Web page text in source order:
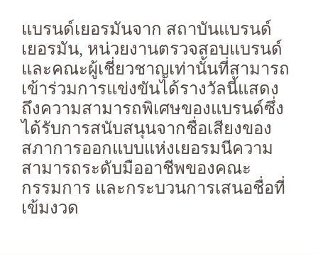
แบรนด์เยอรมันจาก สถาบันแบรนด์
เยอรมัน, หน่วยงานตรวจสอบแบรนด์
และคณะผู้เชี่ยวชาญเท่านั้นที่สามารถ
เข้าร่วมการแข่งขันได้รางวัลนี้แสดง
ถึงความสามารถพิเศษของแบรนด์ซึ่ง
ได้รับการสนับสนุนจากชื่อเสียงของ
สภาการออกแบบแห่งเยอรมนีความ
สามารถระดับมืออาชีพของคณะ
กรรมการ และกระบวนการเสนอชื่อที่
เข้มงวด